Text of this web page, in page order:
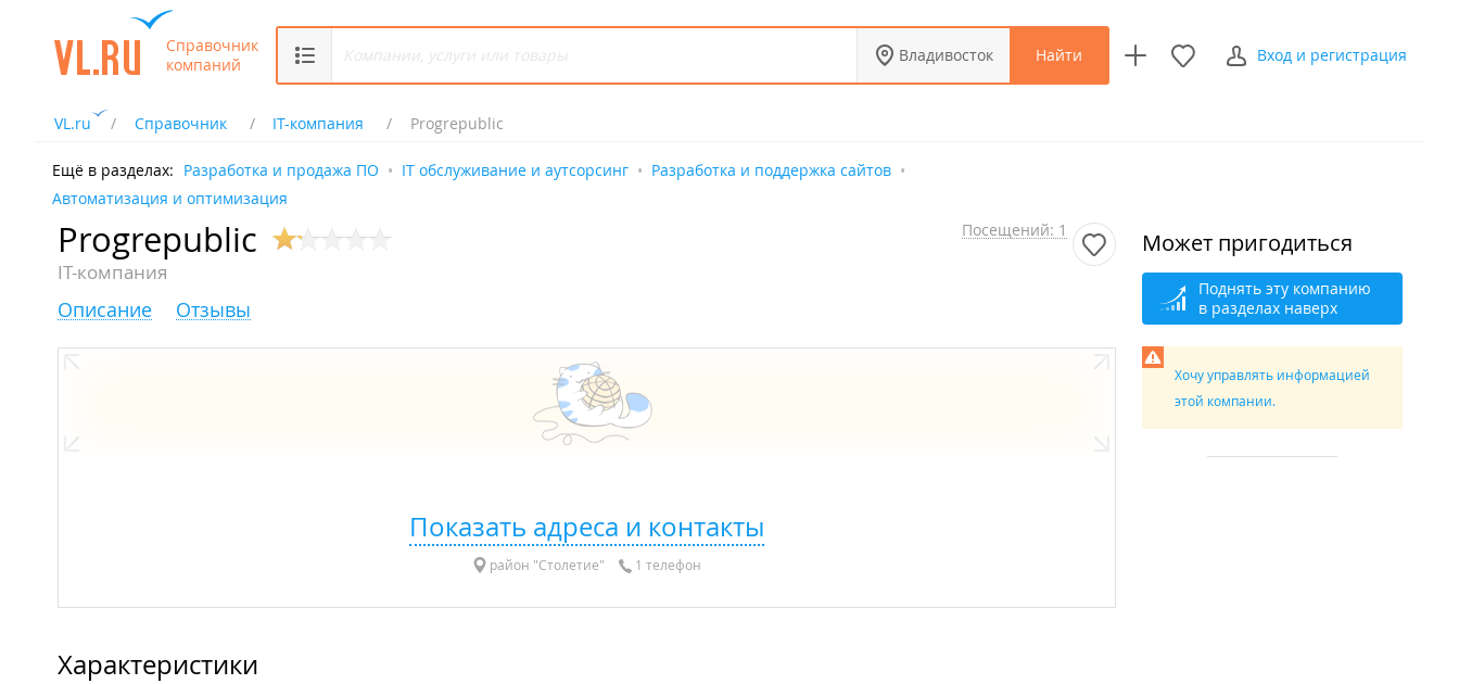
Справочник
компаний
Владивосток Найти Вход и регистрация
VL.ru Справочник IT-компания Progrepublic
Ещё в разделах: Разработка и продажа ПО IT обслуживание и аутсорсинг
Разработка и поддержка сайтов
Автоматизация и оптимизация
Progrepublic
IT-компания
Посещений: 1
Описание Отзывы
Показать адреса и контакты
район "Столетие" 1 телефон
Характеристики
Может пригодиться
Поднять эту компанию
в разделах наверх
Хочу управлять информацией
этой компании.